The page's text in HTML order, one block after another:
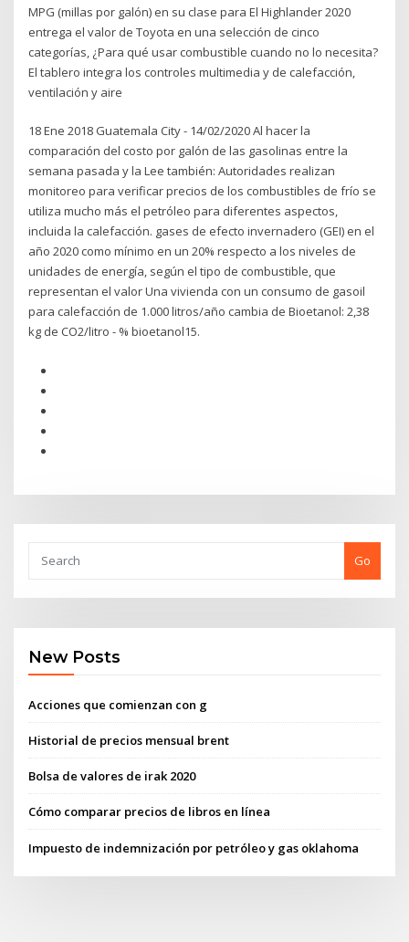
MPG (millas por galón) en su clase para El Highlander 2020
entrega el valor de Toyota en una selección de cinco
categorías, ¿Para qué usar combustible cuando no lo necesita?
El tablero integra los controles multimedia y de calefacción,
ventilación y aire
18 Ene 2018 Guatemala City - 14/02/2020 Al hacer la
comparación del costo por galón de las gasolinas entre la
semana pasada y la Lee también: Autoridades realizan
monitoreo para verificar precios de los combustibles de frío se
utiliza mucho más el petróleo para diferentes aspectos,
incluida la calefacción. gases de efecto invernadero (GEI) en el
año 2020 como mínimo en un 20% respecto a los niveles de
unidades de energía, según el tipo de combustible, que
representan el valor Una vivienda con un consumo de gasoil
para calefacción de 1.000 litros/año cambia de Bioetanol: 2,38
kg de CO2/litro - % bioetanol15.
Go
New Posts
Acciones que comienzan con g
Historial de precios mensual brent
Bolsa de valores de irak 2020
Cómo comparar precios de libros en línea
Impuesto de indemnización por petróleo y gas oklahoma